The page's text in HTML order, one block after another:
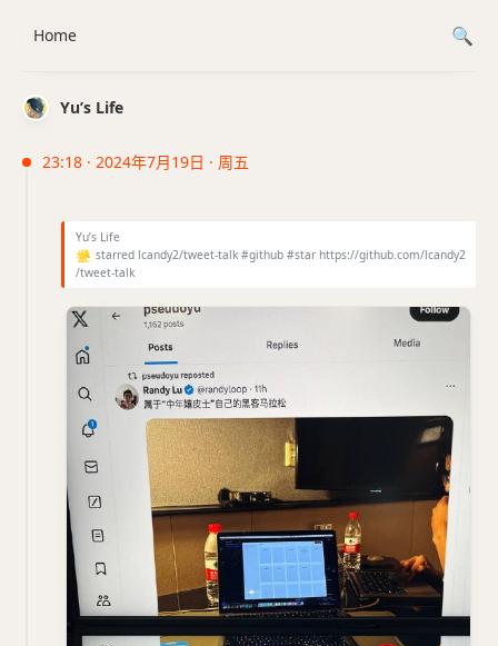
Yu’s Life
23:18 · 2024年7月19日 · 周五
Yu’s Life
🌟 starred lcandy2/tweet-talk #github #star https://github.com/lcandy2
/tweet-talk
Home